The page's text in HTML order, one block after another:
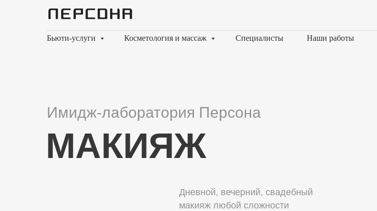
Бьюти-услуги Косметология и массаж Специалисты Наши работы
Имидж-лаборатория Персона
Дневной, вечерний, свадебный
макияж любой сложности
МАКИЯЖ